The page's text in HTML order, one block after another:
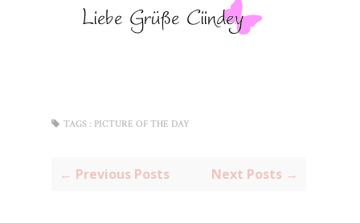
TAGS : PICTURE OF THE DAY
← Previous Posts Next Posts →